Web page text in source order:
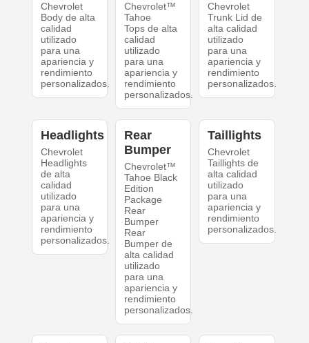
Chevrolet
Body de alta
calidad
utilizado
para una
apariencia y
rendimiento
personalizados.
Chevrolet™
Tahoe
Tops de alta
calidad
utilizado
para una
apariencia y
rendimiento
personalizados.
Chevrolet
Trunk Lid de
alta calidad
utilizado
para una
apariencia y
rendimiento
personalizados.
Headlights
Chevrolet
Headlights
de alta
calidad
utilizado
para una
apariencia y
rendimiento
personalizados.
Rear
Bumper
Chevrolet™
Tahoe Black
Edition
Package
Rear
Bumper
Rear
Bumper de
alta calidad
utilizado
para una
apariencia y
rendimiento
personalizados.
Taillights
Chevrolet
Taillights de
alta calidad
utilizado
para una
apariencia y
rendimiento
personalizados.